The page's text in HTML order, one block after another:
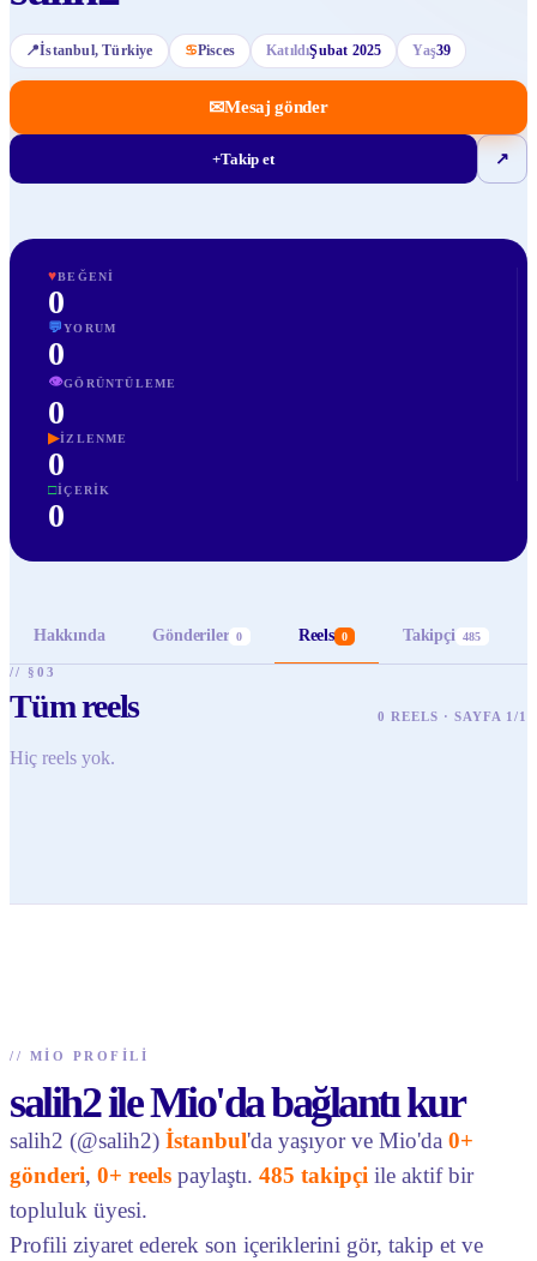
📍İstanbul, Türkiye ♋Pisces KatıldıŞubat 2025 Yaş39
✉Mesaj gönder
+Takip et ↗
♥BEĞENI
0
💬YORUM
0
👁GÖRÜNTÜLEME
0
▶İZLENME
0
□İÇERIK
0
Hakkında Gönderiler 0 Reels 0 Takipçi 485
// §03
Tüm reels 0 REELS · SAYFA 1/1
Hiç reels yok.
// MIO PROFILI
salih2 ile Mio'da bağlantı kur
salih2 (@salih2) İstanbul'da yaşıyor ve Mio'da 0+
gönderi, 0+ reels paylaştı. 485 takipçi ile aktif bir
topluluk üyesi.
Profili ziyaret ederek son içeriklerini gör, takip et ve